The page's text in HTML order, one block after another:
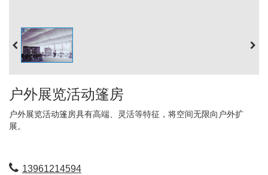
户外展览活动篷房
户外展览活动篷房具有高端、灵活等特征，将空间无限向户外扩
展。
13961214594